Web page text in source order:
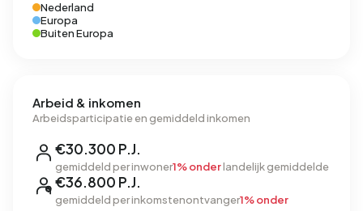
Nederland
Europa
Buiten Europa
Arbeid & inkomen
Arbeidsparticipatie en gemiddeld inkomen
€30.300 P.J.
gemiddeld per inwoner1% onderlandelijk gemiddelde
€36.800 P.J.
gemiddeld per inkomstenontvanger1% onder